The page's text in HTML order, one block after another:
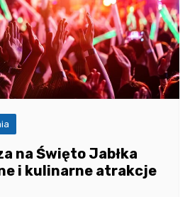
na Święto Jabłka
i kulinarne atrakcje